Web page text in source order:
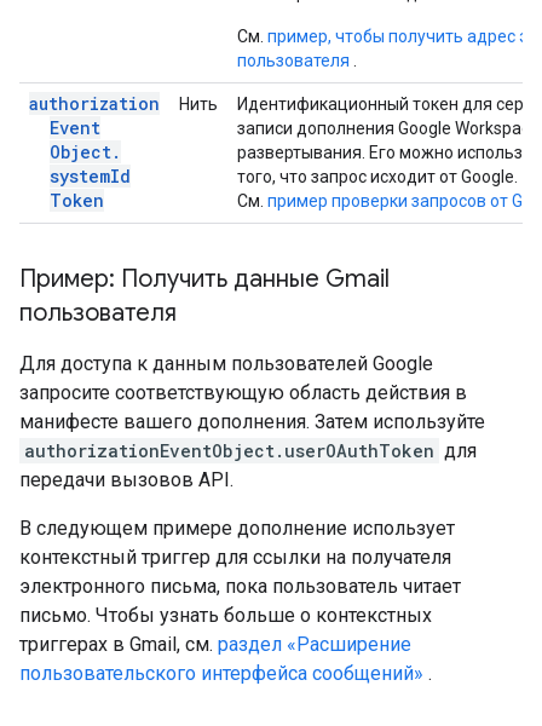
См. пример, чтобы получить адрес
пользователя
authorization
Event
Object.
systemId
Token
Нить
Идентификационный токен для
записи дополнения Google
развертывания. Его можно
того, что запрос исходит от Google.
См. пример проверки запросов от
Пример: Получить данные Gmail
пользователя
Для доступа к данным пользователей Google
запросите соответствующую область действия в
манифесте вашего дополнения. Затем используйте
authorizationEventObject.userOAuthToken для
передачи вызовов API.
В следующем примере дополнение использует
контекстный триггер для ссылки на получателя
электронного письма, пока пользователь читает
письмо. Чтобы узнать больше о контекстных
триггерах в Gmail, см. раздел «Расширение
пользовательского интерфейса сообщений» .